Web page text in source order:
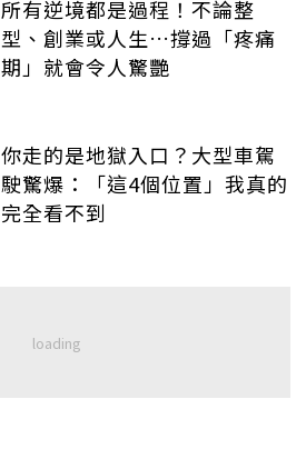
所有逆境都是過程！不論整
型、創業或人生…撐過「疼痛
期」就會令人驚艷
你走的是地獄入口？大型車駕
駛驚爆：「這4個位置」我真的
完全看不到